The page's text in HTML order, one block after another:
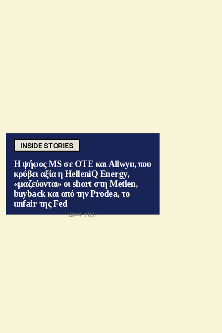
INSIDE STORIES
Η ψήφος MS σε ΟΤΕ και Allwyn, που
κρύβει αξία η HelleniQ Energy,
«μαζεύονται» οι short στη Metlen,
buyback και από την Prodea, το
unfair της Fed